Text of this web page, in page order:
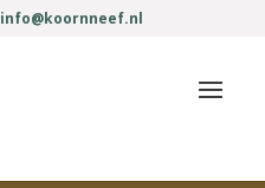
info@koornneef.nl